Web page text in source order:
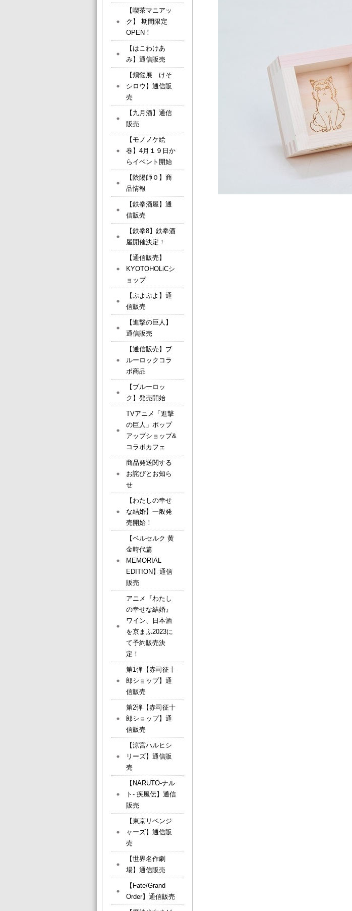
【喫茶マニアッ
ク】 期間限定
OPEN！
【はこわけあ
み】通信販売
【煩悩展 けそ
シロウ】通信販
売
【九月酒】通信
販売
【モノノケ絵
巻】4月１９日か
らイベント開始
【陰陽師０】商
品情報
【鉄拳酒屋】通
信販売
【鉄拳8】鉄拳酒
屋開催決定！
【通信販売】
KYOTOHOLiCシ
ョップ
【ぷよぷよ】通
信販売
【進撃の巨人】
通信販売
【通信販売】ブ
ルーロックコラ
ボ商品
【ブルーロッ
ク】発売開始
TVアニメ「進撃
の巨人」ポップ
アップショップ&
コラボカフェ
商品発送関する
お詫びとお知ら
せ
【わたしの幸せ
な結婚】一般発
売開始！
【ベルセルク 黄
金時代篇
MEMORIAL
EDITION】通信
販売
アニメ『わたし
の幸せな結婚』
ワイン、日本酒
を京まふ2023に
て予約販売決
定！
第1弾【赤司征十
郎ショップ】通
信販売
第2弾【赤司征十
郎ショップ】通
信販売
【涼宮ハルヒシ
リーズ】通信販
売
【NARUTO-ナル
ト- 疾風伝】通信
販売
【東京リベンジ
ャーズ】通信販
売
【世界名作劇
場】通信販売
【Fate/Grand
Order】通信販売